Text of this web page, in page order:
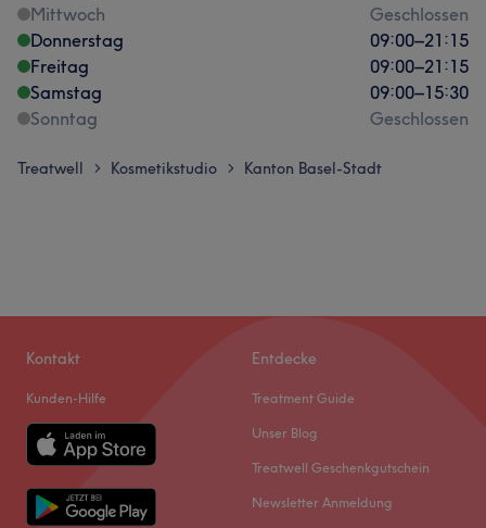
Mittwoch
Geschlossen
Donnerstag
09:00–21:15
Freitag
09:00–21:15
Samstag
09:00–15:30
Sonntag
Geschlossen
Treatwell > Kosmetikstudio > Kanton Basel-Stadt
Kontakt
Kunden-Hilfe
Entdecke
Treatment Guide
Unser Blog
Treatwell Geschenkgutschein
Newsletter Anmeldung